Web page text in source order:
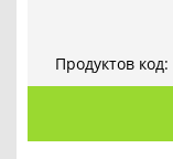
Продуктов код: